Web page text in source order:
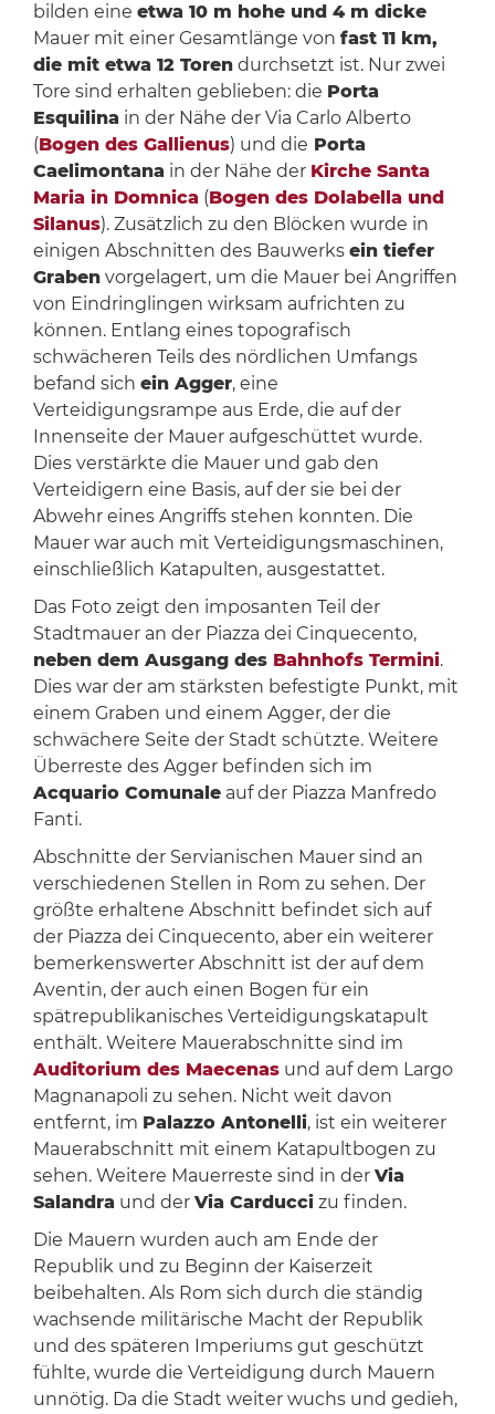
bilden eine etwa 10 m hohe und 4 m dicke
Mauer mit einer Gesamtlänge von fast 11 km,
die mit etwa 12 Torendurchsetzt ist. Nur zwei
Tore sind erhalten geblieben: die Porta
Esquilina in der Nähe der Via Carlo Alberto
(Bogen des Gallienus) und die Porta
Caelimontana in der Nähe der Kirche Santa
Maria in Domnica(Bogen des Dolabella und
Silanus). Zusätzlich zu den Blöcken wurde in
einigen Abschnitten des Bauwerks ein tiefer
Grabenvorgelagert, um die Mauer bei Angriffen
von Eindringlingen wirksam aufrichten zu
können. Entlang eines topografisch
schwächeren Teils des nördlichen Umfangs
befand sich ein Agger, eine
Verteidigungsrampe aus Erde, die auf der
Innenseite der Mauer aufgeschüttet wurde.
Dies verstärkte die Mauer und gab den
Verteidigern eine Basis, auf der sie bei der
Abwehr eines Angriffs stehen konnten. Die
Mauer war auch mit Verteidigungsmaschinen,
einschließlich Katapulten, ausgestattet.
Das Foto zeigt den imposanten Teil der
Stadtmauer an der Piazza dei Cinquecento,
neben dem Ausgang des Bahnhofs Termini.
Dies war der am stärksten befestigte Punkt, mit
einem Graben und einem Agger, der die
schwächere Seite der Stadt schützte. Weitere
Überreste des Agger befinden sich im
Acquario Comunaleauf der Piazza Manfredo
Fanti.
Abschnitte der Servianischen Mauer sind an
verschiedenen Stellen in Rom zu sehen. Der
größte erhaltene Abschnitt befindet sich auf
der Piazza dei Cinquecento, aber ein weiterer
bemerkenswerter Abschnitt ist der auf dem
Aventin, der auch einen Bogen für ein
spätrepublikanisches Verteidigungskatapult
enthält. Weitere Mauerabschnitte sind im
Auditorium des Maecenasund auf dem Largo
Magnanapoli zu sehen. Nicht weit davon
entfernt, im Palazzo Antonelli, ist ein weiterer
Mauerabschnitt mit einem Katapultbogen zu
sehen. Weitere Mauerreste sind in der Via
Salandra und der Via Carduccizu finden.
Die Mauern wurden auch am Ende der
Republik und zu Beginn der Kaiserzeit
beibehalten. Als Rom sich durch die ständig
wachsende militärische Macht der Republik
und des späteren Imperiums gut geschützt
fühlte, wurde die Verteidigung durch Mauern
unnötig. Da die Stadt weiter wuchs und gedieh,